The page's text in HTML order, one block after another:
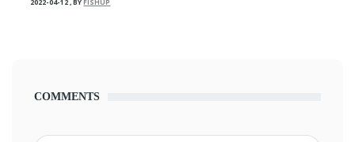
2022-04-12,BYFISHUP
COMMENTS